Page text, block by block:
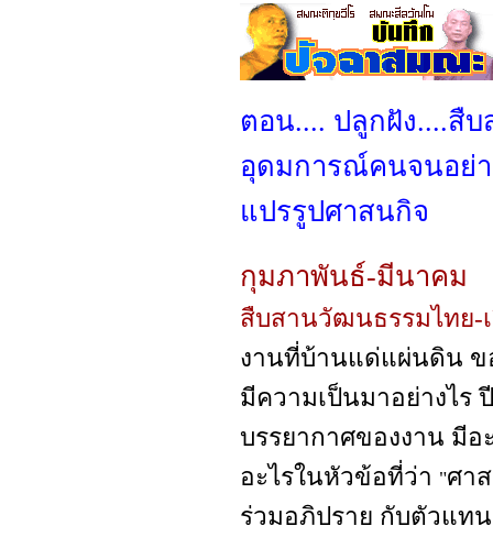
ตอน.... ปลูกฝัง....สืบ
อุดมการณ์คนจนอย่
แปรรูปศาสนกิจ
กุมภาพันธ์-มีนาคม
สืบสานวัฒนธรรมไทย-
งานที่บ้านแด่แผ่นดิน
มีความเป็นมาอย่างไร
บรรยากาศของงาน มี
อะไรในหัวข้อที่ว่า "ศา
ร่วมอภิปราย กับตัวแท